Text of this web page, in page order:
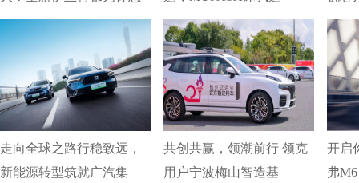
走向全球之路行稳致远，
新能源转型筑就广汽集
共创共赢，领潮前行 领克
用户宁波梅山智造基
开启
弗M6